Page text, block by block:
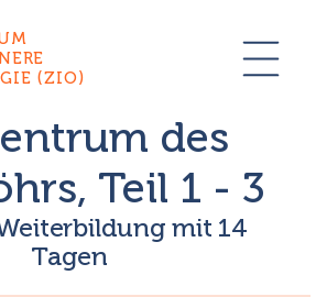
(ZIO)
des
Teil 1 - 3
mit 14
Tagen